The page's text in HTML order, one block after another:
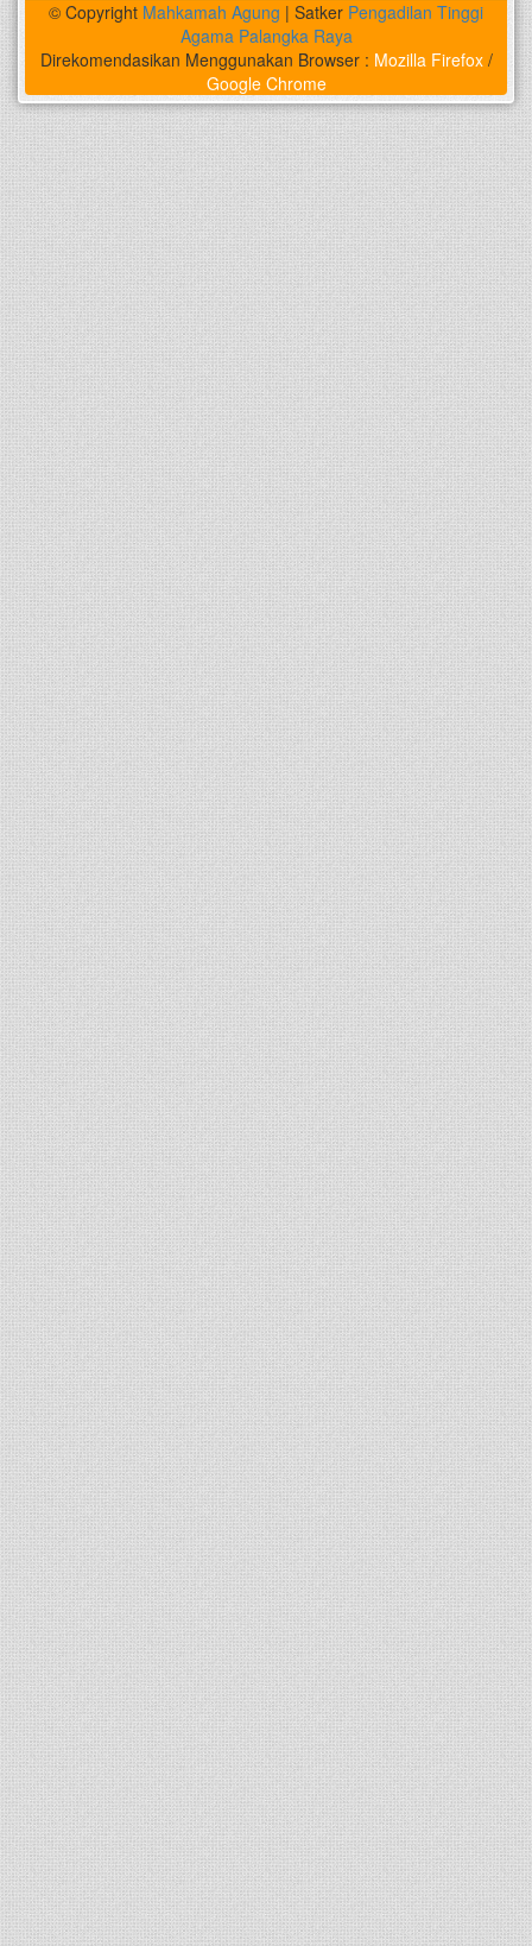
© Copyright Mahkamah Agung | Satker Pengadilan Tinggi
Agama Palangka Raya
Direkomendasikan Menggunakan Browser : Mozilla Firefox/
Google Chrome